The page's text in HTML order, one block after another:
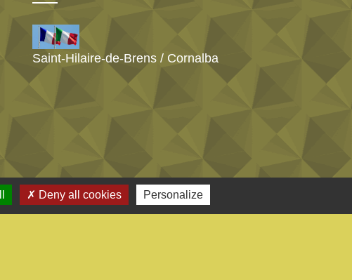
Saint-Hilaire-de-Brens / Cornalba
Deny all cookies Personalize